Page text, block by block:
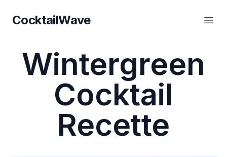
CocktailWave
CocktailWave
Wintergreen
Cocktail
Recette